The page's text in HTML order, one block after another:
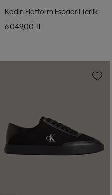
Kadın Flatform Espadril Terlik
6.049,00 TL